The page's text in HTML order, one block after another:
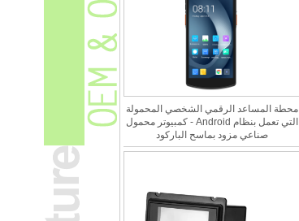
محطة المساعد الرقمي الشخصي المحمولة
التي تعمل بنظام Android - كمبيوتر محمول
صناعي مزود بماسح الباركود